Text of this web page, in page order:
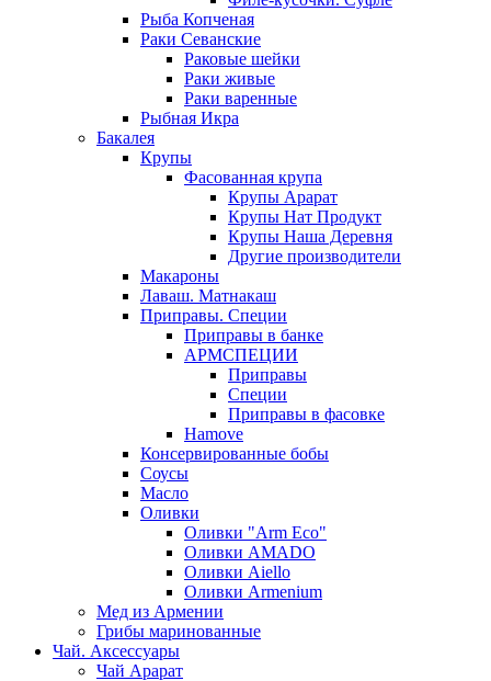
Рыба Копченая
Раки Севанские
Раковые шейки
Раки живые
Раки варенные
Рыбная Икра
Бакалея
Крупы
Фасованная крупа
Крупы Арарат
Крупы Нат Продукт
Крупы Наша Деревня
Другие производители
Макароны
Лаваш. Матнакаш
Приправы. Специи
Приправы в банке
АРМСПЕЦИИ
Приправы
Специи
Приправы в фасовке
Hamove
Консервированные бобы
Соусы
Масло
Оливки
Оливки "Arm Eco"
Оливки AMADO
Оливки Aiello
Оливки Armenium
Мед из Армении
Грибы маринованные
Чай. Аксессуары
Чай Арарат